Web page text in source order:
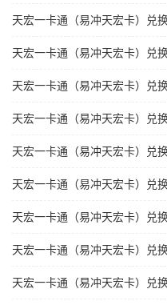
天宏一卡通（易冲天宏卡）兑
天宏一卡通（易冲天宏卡）兑
天宏一卡通（易冲天宏卡）兑
天宏一卡通（易冲天宏卡）兑
天宏一卡通（易冲天宏卡）兑
天宏一卡通（易冲天宏卡）兑
天宏一卡通（易冲天宏卡）兑
天宏一卡通（易冲天宏卡）兑
天宏一卡通（易冲天宏卡）兑